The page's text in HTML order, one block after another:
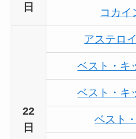
日
コカイ
22
日
アステロ
ベスト・キ
ベスト・キ
ベスト